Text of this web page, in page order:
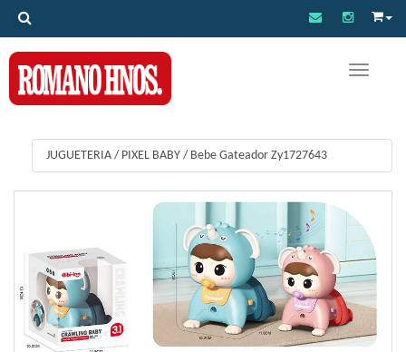
Toggle
JUGUETERIA / PIXEL BABY / Bebe Gateador Zy1727643